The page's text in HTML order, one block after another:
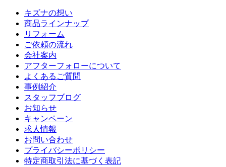
キズナの想い
商品ラインナップ
リフォーム
ご依頼の流れ
会社案内
アフターフォローについて
よくあるご質問
事例紹介
スタッフブログ
お知らせ
キャンペーン
求人情報
お問い合わせ
プライバシーポリシー
特定商取引法に基づく表記